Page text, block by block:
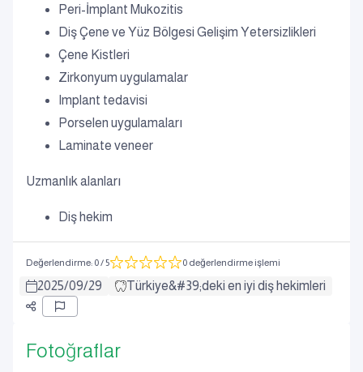
Peri-İmplant Mukozitis
Diş Çene ve Yüz Bölgesi Gelişim Yetersizlikleri
Çene Kistleri
Zirkonyum uygulamalar
Implant tedavisi
Porselen uygulamaları
Laminate veneer
Uzmanlık alanları
Diş hekim
Değerlendirme: 0/ 5 0 değerlendirme işlemi
2025/09/29 Türkiye&#39;deki en iyi diş hekimleri
Fotoğraflar